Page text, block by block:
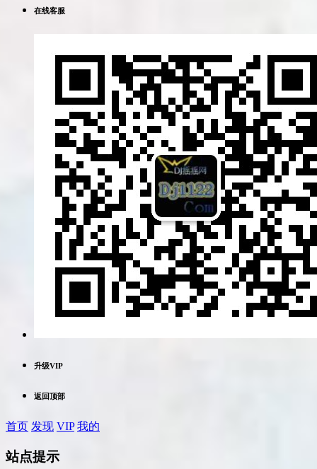
在线客服
升级VIP
返回顶部
首页 发现 VIP 我的
站点提示